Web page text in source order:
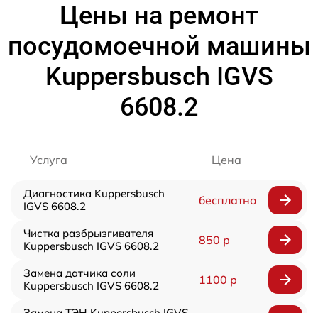
Цены на ремонт
посудомоечной машины
Kuppersbusch IGVS
6608.2
Услуга Цена
Диагностика Kuppersbusch
IGVS 6608.2
бесплатно
Чистка разбрызгивателя
Kuppersbusch IGVS 6608.2
850 р
Замена датчика соли
Kuppersbusch IGVS 6608.2
1100 р